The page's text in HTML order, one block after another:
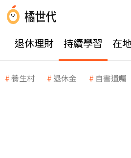
退休理財 持續學習 在
養生村 退休金 自書遺囑